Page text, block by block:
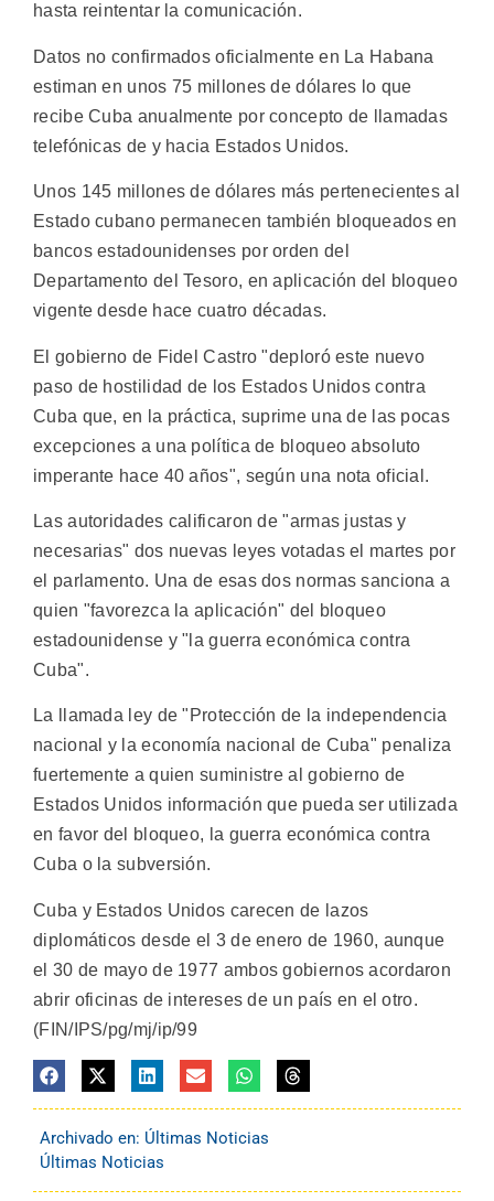
hasta reintentar la comunicación.
Datos no confirmados oficialmente en La Habana
estiman en unos 75 millones de dólares lo que
recibe Cuba anualmente por concepto de llamadas
telefónicas de y hacia Estados Unidos.
Unos 145 millones de dólares más pertenecientes al
Estado cubano permanecen también bloqueados en
bancos estadounidenses por orden del
Departamento del Tesoro, en aplicación del bloqueo
vigente desde hace cuatro décadas.
El gobierno de Fidel Castro "deploró este nuevo
paso de hostilidad de los Estados Unidos contra
Cuba que, en la práctica, suprime una de las pocas
excepciones a una política de bloqueo absoluto
imperante hace 40 años", según una nota oficial.
Las autoridades calificaron de "armas justas y
necesarias" dos nuevas leyes votadas el martes por
el parlamento. Una de esas dos normas sanciona a
quien "favorezca la aplicación" del bloqueo
estadounidense y "la guerra económica contra
Cuba".
La llamada ley de "Protección de la independencia
nacional y la economía nacional de Cuba" penaliza
fuertemente a quien suministre al gobierno de
Estados Unidos información que pueda ser utilizada
en favor del bloqueo, la guerra económica contra
Cuba o la subversión.
Cuba y Estados Unidos carecen de lazos
diplomáticos desde el 3 de enero de 1960, aunque
el 30 de mayo de 1977 ambos gobiernos acordaron
abrir oficinas de intereses de un país en el otro.
(FIN/IPS/pg/mj/ip/99
Archivado en: Últimas Noticias
Últimas Noticias